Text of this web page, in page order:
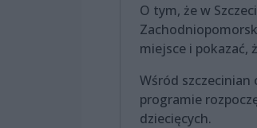
O tym, że w
miejsce i pokazać,
Wśród
programie
dziecięcych.